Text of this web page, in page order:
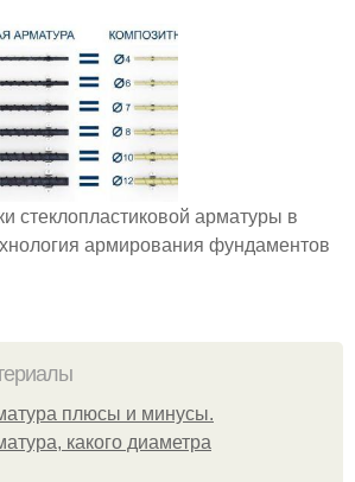
стеклопластиковой арматуры в
армирования фундаментов
плюсы и минусы.
какого диаметра